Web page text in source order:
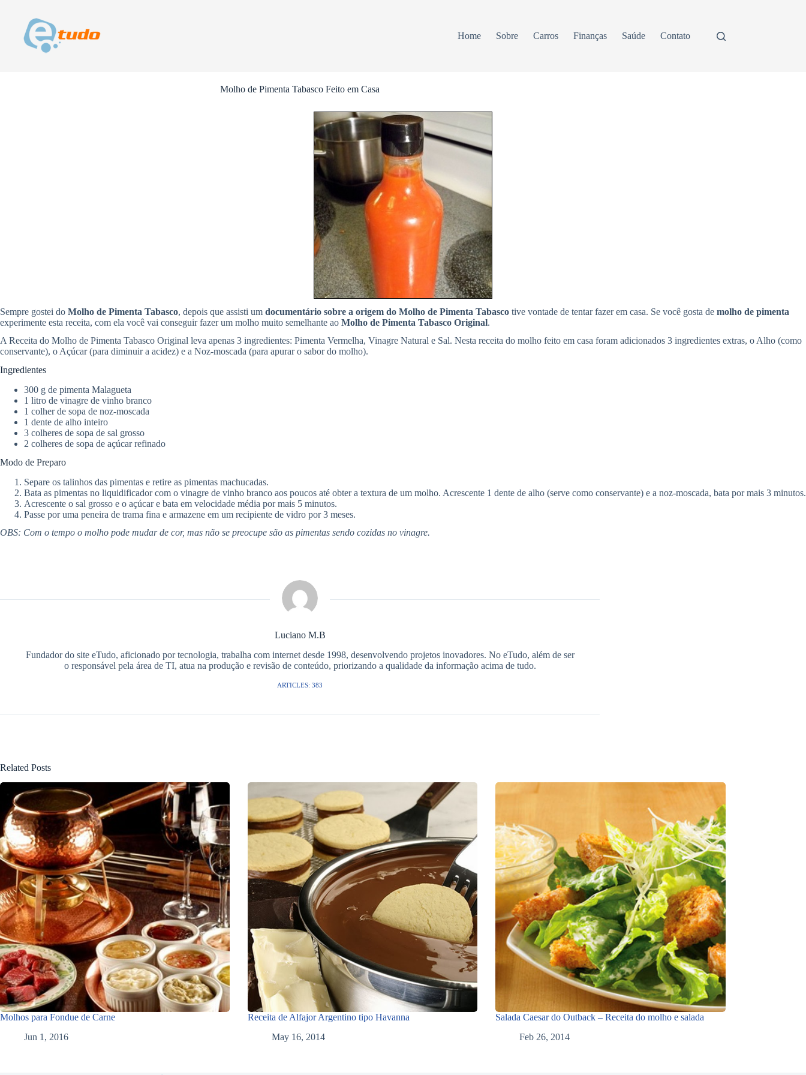
Home
Sobre Carros Finanças Saúde Contato
Molho de Pimenta Tabasco Feito em Casa
Sempre gostei do Molho de Pimenta Tabasco, depois que assisti um documentário sobre a origem do Molho de Pimenta Tabasco tive vontade de tentar fazer em casa. Se você gosta de molho de pimenta
experimente esta receita, com ela você vai conseguir fazer um molho muito semelhante ao Molho de Pimenta Tabasco Original.
A Receita do Molho de Pimenta Tabasco Original leva apenas 3 ingredientes: Pimenta Vermelha, Vinagre Natural e Sal. Nesta receita do molho feito em casa foram adicionados 3 ingredientes extras, o Alho (como
conservante), o Açúcar (para diminuir a acidez) e a Noz-moscada (para apurar o sabor do molho).
Ingredientes
300 g de pimenta Malagueta
1 litro de vinagre de vinho branco
1 colher de sopa de noz-moscada
1 dente de alho inteiro
3 colheres de sopa de sal grosso
2 colheres de sopa de açúcar refinado
Modo de Preparo
Separe os talinhos das pimentas e retire as pimentas machucadas.
Bata as pimentas no liquidificador com o vinagre de vinho branco aos poucos até obter a textura de um molho. Acrescente 1 dente de alho (serve como conservante) e a noz-moscada, bata por mais 3 minutos.
Acrescente o sal grosso e o açúcar e bata em velocidade média por mais 5 minutos.
Passe por uma peneira de trama fina e armazene em um recipiente de vidro por 3 meses.
OBS: Com o tempo o molho pode mudar de cor, mas não se preocupe são as pimentas sendo cozidas no vinagre.
Luciano M.B
Fundador do site eTudo, aficionado por tecnologia, trabalha com internet desde 1998, desenvolvendo projetos inovadores. No eTudo, além de ser
o responsável pela área de TI, atua na produção e revisão de conteúdo, priorizando a qualidade da informação acima de tudo.
ARTICLES: 383
Related Posts
Molhos para Fondue de Carne
Jun 1, 2016
Receita de Alfajor Argentino tipo Havanna
May 16, 2014
Salada Caesar do Outback – Receita do molho e salada
Feb 26, 2014